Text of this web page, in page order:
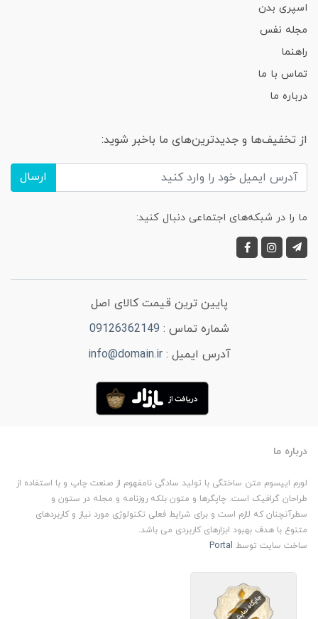
اسپری بدن
مجله نفس
راهنما
تماس با ما
درباره ما
از تخفیف‌ها و جدیدترین‌های ما باخبر شوید:
ارسال
ما را در شبکه‌های اجتماعی دنبال کنید:
پایین ترین قیمت کالای اصل
شماره تماس : 09126362149
آدرس ایمیل :info@domain.ir
درباره ما
لورم ایپسوم متن ساختگی با تولید سادگی نامفهوم از صنعت چاپ و با استفاده از
طراحان گرافیک است. چاپگرها و متون بلکه روزنامه و مجله در ستون و
سطرآنچنان که لازم است و برای شرایط فعلی تکنولوژی مورد نیاز و کاربردهای
متنوع با هدف بهبود ابزارهای کاربردی می باشد.
ساخت سایت توسط Portal